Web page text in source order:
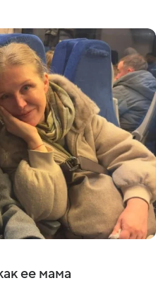
ее мама